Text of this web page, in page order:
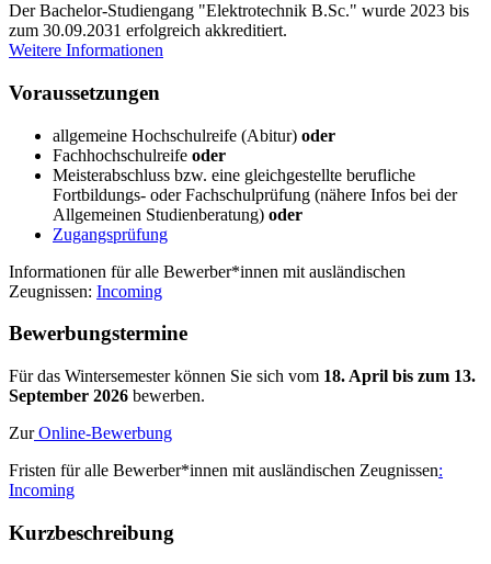
Der Bachelor-Studiengang "Elektrotechnik B.Sc." wurde 2023 bis
zum 30.09.2031 erfolgreich akkreditiert.
Weitere Informationen
Vor­aus­set­zun­gen
allgemeine Hochschulreife (Abitur) oder
Fachhochschulreife oder
Meisterabschluss bzw. eine gleichgestellte berufliche
Fortbildungs- oder Fachschulprüfung (nähere Infos bei der
Allgemeinen Studienberatung) oder
Zugangsprüfung
Informationen für alle Bewerber*innen mit ausländischen
Zeugnissen: Incoming
Be­wer­bungs­ter­mi­ne
Für das Wintersemester können Sie sich vom 18. April bis zum 13.
September 2026 bewerben.
ZurOnline-Bewerbung
Fristen für alle Bewerber*innen mit ausländischen Zeugnissen:
Incoming
Kurz­be­schrei­bung